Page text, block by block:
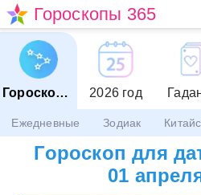
Гороскопы 365
Гороскопы 2026 год
Ежедневные Зодиак
Гороскоп для
01